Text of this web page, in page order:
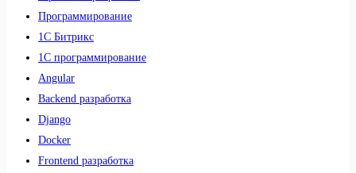
Программирование
1С Битрикс
1С программирование
Angular
Backend разработка
Django
Docker
Frontend разработка